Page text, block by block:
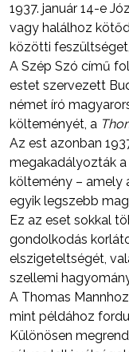
1937. január 14-e
vagy halálhoz
közötti
A Szép Szó című
estet szervezett
német író
költeményét, a
Az est azonban
megakadályozták
költemény – amely
egyik legszebb
Ez az eset sokkal
gondolkodás
elszigeteltségét,
szellemi
A Thomas
mint példához
Különösen